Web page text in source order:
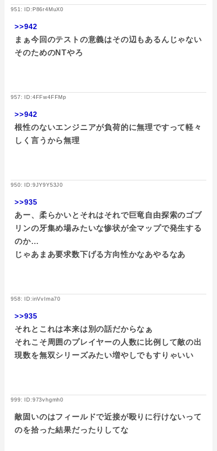
951: ID:P86r4MuX0
>>942
まぁ今回のテストの意義はその辺もあるんじゃない
そのためのNTやろ
957: ID:4FFw4FFMp
>>942
根性のないエンジニアが負荷的に無理ですって軽々
しく言うから無理
950: ID:9JY9Y53J0
>>935
あー、柔らかいとそれはそれで巨竜自由探索のゴブ
リンの牙集め場みたいな惨状が全マップで発生する
のか…
じゃあまあ要求数下げる方向性かなあやるなあ
958: ID:inVvIma70
>>935
それとこれは本来は別の話だからなぁ
それこそ周囲のプレイヤーの人数に比例して敵の出
現数を無双シリーズみたい増やしでもすりゃいい
999: ID:973vhgmh0
敵固いのはフィールドで近接が殴りに行けないって
のを拾った結果だったりしてな